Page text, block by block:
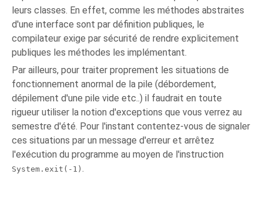
leurs classes. En effet, comme les méthodes abstraites
d'une interface sont par définition publiques, le
compilateur exige par sécurité de rendre explicitement
publiques les méthodes les implémentant.
Par ailleurs, pour traiter proprement les situations de
fonctionnement anormal de la pile (débordement,
dépilement d'une pile vide etc..) il faudrait en toute
rigueur utiliser la notion d'exceptions que vous verrez au
semestre d'été. Pour l'instant contentez-vous de signaler
ces situations par un message d'erreur et arrêtez
l'exécution du programme au moyen de l'instruction
System.exit(-1).